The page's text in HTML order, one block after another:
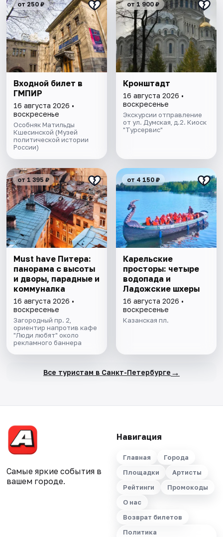
от 250 ₽
Входной билет в
ГМПИР
16 августа 2026 •
воскресенье
Особняк Матильды
Кшесинской (Музей
политической истории
России)
от 1 900 ₽
Кронштадт
16 августа 2026 •
воскресенье
Экскурсии отправление
от ул. Думская, д.2. Киоск
"Турсервис"
от 1 395 ₽
Must have Питера:
панорама с высоты
и дворы, парадные и
коммуналка
16 августа 2026 •
воскресенье
Загородный пр. 2,
ориентир напротив кафе
"Люди любят" около
рекламного баннера
от 4 150 ₽
Карельские
просторы: четыре
водопада и
Ладожские шхеры
16 августа 2026 •
воскресенье
Казанская пл.
Все туристам в Санкт-Петербурге →
Самые яркие события в
вашем городе.
Навигация
Главная
Города
Площадки
Артисты
Рейтинги
Промокоды
О нас
Возврат билетов
Политика